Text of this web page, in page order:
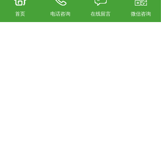
首页 电话咨询 在线留言 微信咨询